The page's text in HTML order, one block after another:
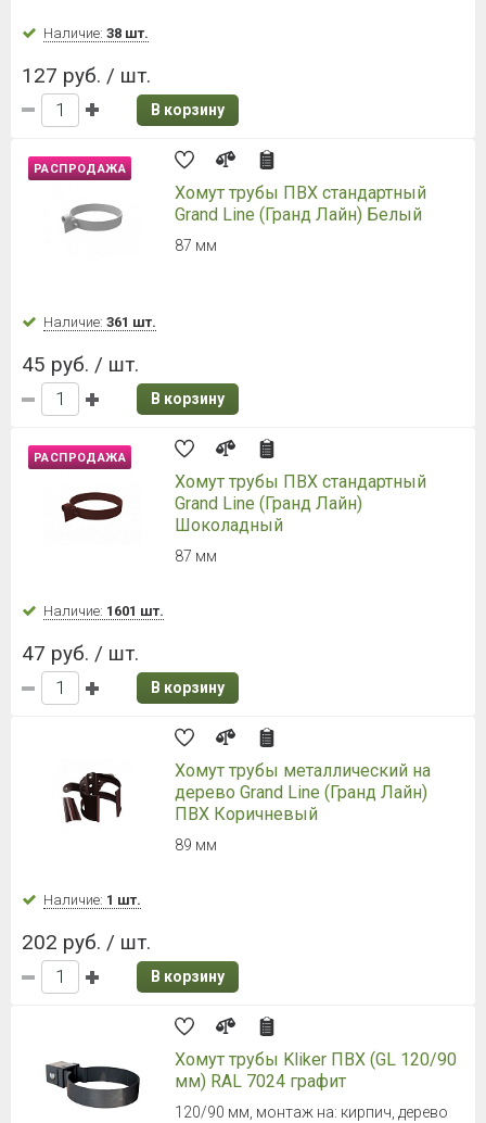
Наличие: 38 шт.
127 руб. / шт.
В корзину
РАСПРОДАЖА
Хомут трубы ПВХ стандартный
Grand Line (Гранд Лайн) Белый
87 мм
Наличие: 361 шт.
45 руб. / шт.
В корзину
РАСПРОДАЖА
Хомут трубы ПВХ стандартный
Grand Line (Гранд Лайн)
Шоколадный
87 мм
Наличие: 1601 шт.
47 руб. / шт.
В корзину
Хомут трубы металлический на
дерево Grand Line (Гранд Лайн)
ПВХ Коричневый
89 мм
Наличие: 1 шт.
202 руб. / шт.
В корзину
Хомут трубы Kliker ПВХ (GL 120/90
мм) RAL 7024 графит
120/90 мм, монтаж на: кирпич, дерево